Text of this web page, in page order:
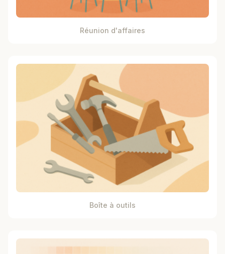
Réunion d'affaires
Boîte à outils